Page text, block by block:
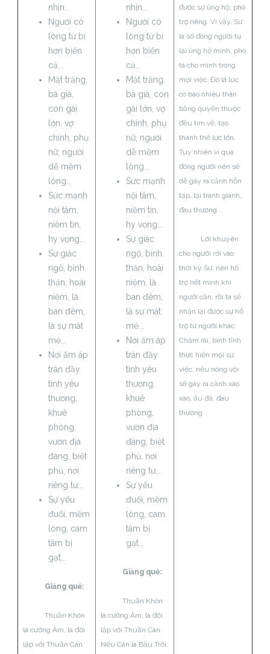
nhịn...
Người có
lòng từ bi
hơn biển
cả...
Mặt trăng,
bà già,
con gái
lớn, vợ
chính, phụ
nữ, người
dễ mềm
lòng...
Sức mạnh
nội tâm,
niềm tin,
hy vọng...
Sự giác
ngộ, bình
thản, hoài
niệm, là
ban đêm,
là sự mát
mẻ...
Nơi ấm áp
tràn đầy
tình yêu
thương,
khuê
phòng,
vườn địa
đàng, biệt
phủ, nơi
riêng tư...
Sự yếu
đuối, mềm
lòng, cam
tâm bị
gạt...
Giảng quẻ:
Thuần Khôn
là cường Âm, là đối
lập với Thuần Càn.
nhịn...
Người có
lòng từ bi
hơn biển
cả...
Mặt trăng,
bà già, con
gái lớn, vợ
chính, phụ
nữ, người
dễ mềm
lòng...
Sức mạnh
nội tâm,
niềm tin,
hy vọng...
Sự giác
ngộ, bình
thản, hoài
niệm, là
ban đêm,
là sự mát
mẻ...
Nơi ấm áp
tràn đầy
tình yêu
thương,
khuê
phòng,
vườn địa
đàng, biệt
phủ, nơi
riêng tư...
Sự yếu
đuối, mềm
lòng, cam
tâm bị
gạt...
Giảng quẻ:
Thuần Khôn
là cường Âm, là đối
lập với Thuần Càn.
Nếu Càn là Bầu Trời,
được sự ủng hộ, phò
trợ riêng. Vì vậy, Sư
là số đông người tụ
lại ủng hộ mình, phò
tá cho mình trong
mọi việc. Đó là lúc
có bao nhiêu thân
bằng quyến thuộc
đều tìm về, tạo
thành thế lực lớn.
Tuy nhiên vì quá
đông người nên sẽ
dễ gây ra cảnh hỗn
tạp, lại tranh giành,
đau thương...
Lời khuyên
cho người rơi vào
thời kỳ Sư, nên hổ
trợ hết mình khi
người cần, rồi ta sẽ
nhận lại được sự hổ
trợ từ người khác.
Chậm rãi, bình tĩnh
thực hiện mọi sự
việc, nếu nóng vội
sẽ gây ra cảnh xào
xáo, ẩu đả, đau
thương.